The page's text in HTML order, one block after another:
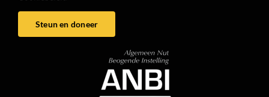
Steun en doneer